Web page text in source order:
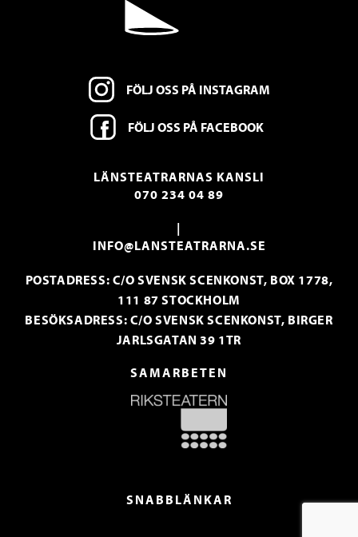
FÖLJ OSS PÅ INSTAGRAM
FÖLJ OSS PÅ FACEBOOK
LÄNSTEATRARNAS KANSLI
070 234 04 89
|
INFO@LANSTEATRARNA.SE
POSTADRESS: C/O SVENSK SCENKONST, BOX 1778,
111 87 STOCKHOLM
BESÖKSADRESS: C/O SVENSK SCENKONST, BIRGER
JARLSGATAN 39 1TR
SAMARBETEN
SNABBLÄNKAR